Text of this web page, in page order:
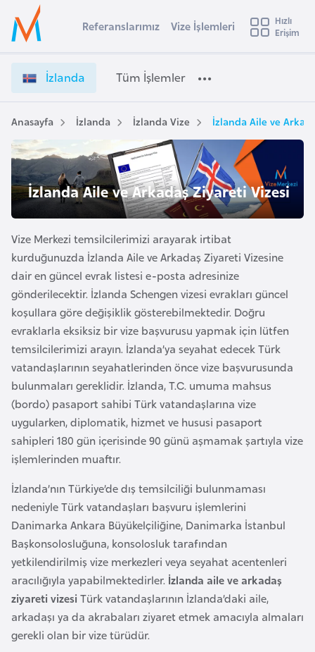
Ülke Seçimi
Başvuru yapmak istediğiniz ülkeyi seçin
Üye
Girişi
z
a
n
d
i
z
e
İ
ş
l
e
m
e
r
i
e
t
i
Referanslarımız Vize İşlemleri
Hızlı
Erişim
İzlanda Tüm İşlemler
Anasayfa İzlanda İzlanda Vize İzlanda Aile ve
İzlanda Aile ve Arkadaş Ziyareti Vizesi
Vize Merkezi temsilcilerimizi arayarak irtibat
kurduğunuzda İzlanda Aile ve Arkadaş Ziyareti Vizesine
dair en güncel evrak listesi e-posta adresinize
gönderilecektir. İzlanda Schengen vizesi evrakları güncel
koşullara göre değişiklik gösterebilmektedir. Doğru
evraklarla eksiksiz bir vize başvurusu yapmak için lütfen
temsilcilerimizi arayın. İzlanda’ya seyahat edecek Türk
vatandaşlarının seyahatlerinden önce vize başvurusunda
bulunmaları gereklidir. İzlanda, T.C. umuma mahsus
(bordo) pasaport sahibi Türk vatandaşlarına vize
uygularken, diplomatik, hizmet ve hususi pasaport
sahipleri 180 gün içerisinde 90 günü aşmamak şartıyla vize
işlemlerinden muaftır.
İzlanda’nın Türkiye’de dış temsilciliği bulunmaması
nedeniyle Türk vatandaşları başvuru işlemlerini
Danimarka Ankara Büyükelçiliğine, Danimarka İstanbul
Başkonsolosluğuna, konsolosluk tarafından
yetkilendirilmiş vize merkezleri veya seyahat acentenleri
aracılığıyla yapabilmektedirler. İzlanda aile ve arkadaş
ziyareti vizesi Türk vatandaşlarının İzlanda’daki aile,
arkadaşı ya da akrabaları ziyaret etmek amacıyla almaları
gerekli olan bir vize türüdür.
s
t
r
a
A
v
u
t
u
r
y
a
A
z
e
r
b
a
c
a
n
B
a
h
r
e